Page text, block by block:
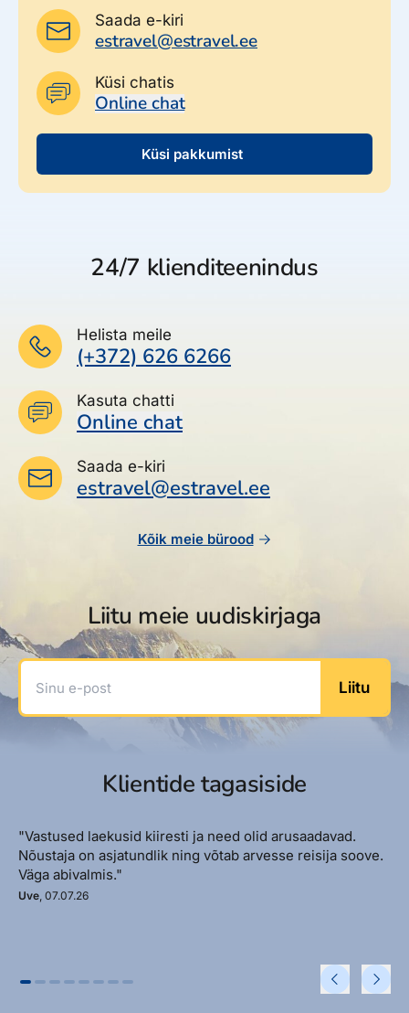
Saada e-kiri
estravel@estravel.ee
Küsi chatis
Online chat
Küsi pakkumist
24/7 klienditeenindus
Helista meile
(+372) 626 6266
Kasuta chatti
Online chat
Saada e-kiri
estravel@estravel.ee
Kõik meie bürood
Liitu meie uudiskirjaga
Sinu e-post
Liitu
Klientide tagasiside
"Vastused laekusid kiiresti ja need olid arusaadavad.
Nõustaja on asjatundlik ning võtab arvesse reisija soove.
Väga abivalmis."
Uve, 07.07.26